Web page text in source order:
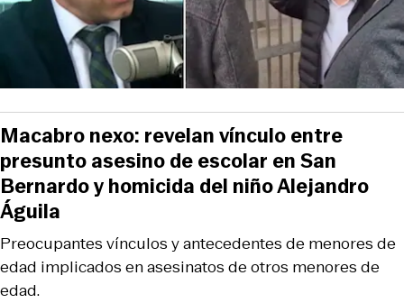
Preocupantes vínculos y antecedentes de menores de
edad implicados en asesinatos de otros menores de
edad.
Macabro nexo: revelan vínculo entre
presunto asesino de escolar en San
Bernardo y homicida del niño Alejandro
Águila